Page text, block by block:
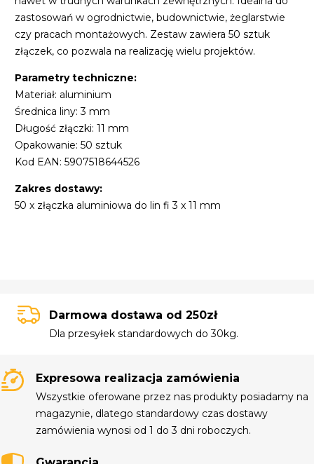
zastosowań w ogrodnictwie, budownictwie, żeglarstwie
czy pracach montażowych. Zestaw zawiera 50 sztuk
złączek, co pozwala na realizację wielu projektów.
Parametry techniczne:
Materiał: aluminium
Średnica liny: 3 mm
Długość złączki: 11 mm
Opakowanie: 50 sztuk
Kod EAN: 5907518644526
Zakres dostawy:
50 x złączka aluminiowa do lin fi 3 x 11 mm
Darmowa dostawa od 250zł
Dla przesyłek standardowych do 30kg.
Expresowa realizacja zamówienia
Wszystkie oferowane przez nas produkty posiadamy na
magazynie, dlatego standardowy czas dostawy
zamówienia wynosi od 1 do 3 dni roboczych.